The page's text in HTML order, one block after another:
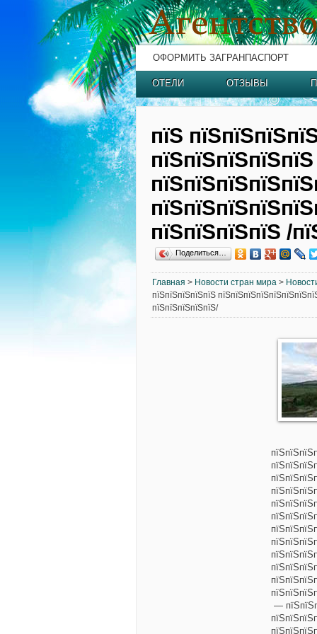
ОФОРМИТЬ ЗАГРАНПАСПОРТ
ОТЕЛИ ОТЗЫВЫ
пїЅ
пїЅпїЅпїЅпїЅпїЅ
пїЅпїЅпїЅпїЅ /
Поделиться…
Главная > Новости стран мира >
пїЅпїЅпїЅпїЅпїЅ
пїЅпїЅпїЅпїЅпїЅ/
—